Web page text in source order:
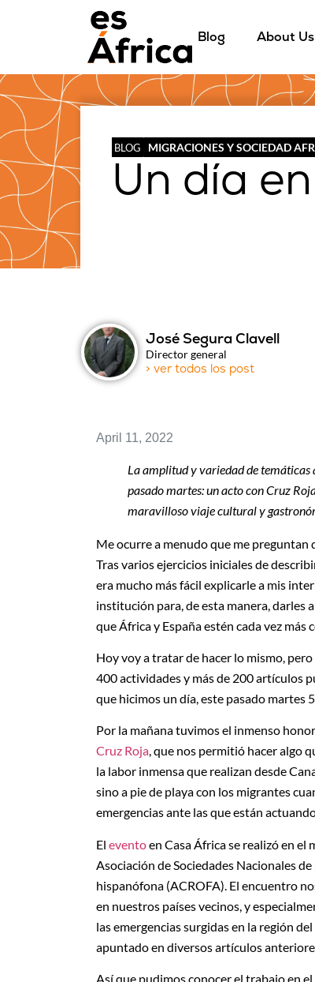
Blog About Us
BLOG MIGRACIONES Y SOCIEDAD
Un día
José Segura Clavell
Director general
> ver todos los post
April 11, 2022
La amplitud y variedad de temáticas
pasado martes: un acto con Cruz
maravilloso viaje cultural y
Me ocurre a menudo que me preguntan
Tras varios ejercicios iniciales de
era mucho más fácil explicarle a mis
institución para, de esta manera, darles
que África y España estén cada vez más
Hoy voy a tratar de hacer lo mismo,
400 actividades y más de 200 artículos
que hicimos un día, este pasado martes
Por la mañana tuvimos el inmenso
Cruz Roja, que nos permitió hacer algo
la labor inmensa que realizan desde
sino a pie de playa con los migrantes
emergencias ante las que están
El eventoen Casa África se realizó en el
Asociación de Sociedades Nacionales
hispanófona (ACROFA). El encuentro
en nuestros países vecinos, y
las emergencias surgidas en la región
apuntado en diversos artículos
Así que pudimos conocer el trabajo en